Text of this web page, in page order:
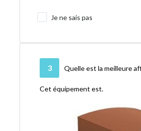
Je ne sais pas
3 Quelle est la meilleure
Cet équipement est.